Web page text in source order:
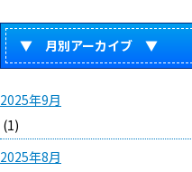
▼ 月別アーカイブ ▼
2025年9月
(1)
2025年8月